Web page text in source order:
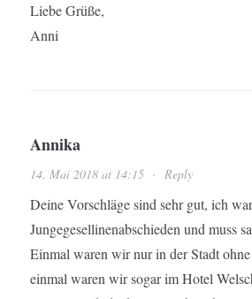
Liebe Grüße,
Anni
Annika
14. Mai 2018 at 14:15· Reply
Deine Vorschläge sind sehr gut, ich
Jungegesellinenabschieden und muss
Einmal waren wir nur in der Stadt ohne
einmal waren wir sogar im Hotel